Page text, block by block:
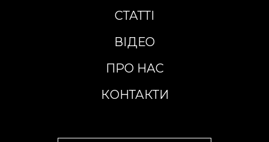
СТАТТІ
ВІДЕО
ПРО НАС
КОНТАКТИ